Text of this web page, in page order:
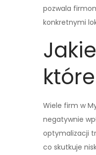
pozwala
konkretnymi
Wiele firm w
negatywnie
optymalizacji
co skutkuje